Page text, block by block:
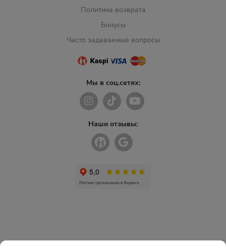
Политика возврата
Бонусы
Часто задаваемые вопросы
Мы в соц.сетях:
Наши отзывы: